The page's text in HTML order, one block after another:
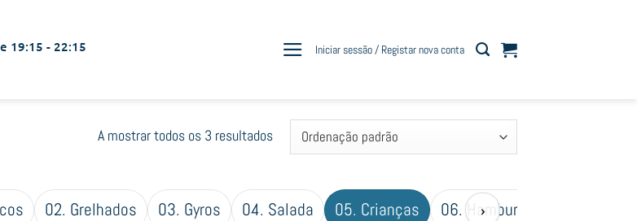
19:15 - 22:15 Iniciar sessão / Registar nova conta
A mostrar todos os 3 resultados
›
02. Grelhados 03. Gyros 04. Salada 05. Crianças 06. Hamburguer